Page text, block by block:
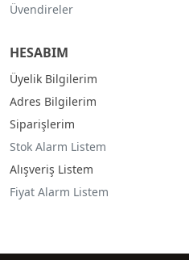
Üvendireler
HESABIM
Üyelik Bilgilerim
Adres Bilgilerim
Siparişlerim
Stok Alarm Listem
Alışveriş Listem
Fiyat Alarm Listem